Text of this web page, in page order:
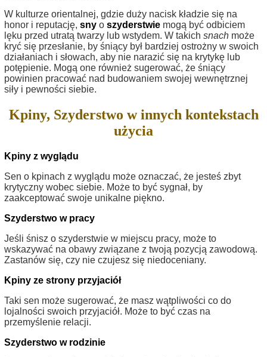
W kulturze orientalnej, gdzie duży nacisk kładzie się na
honor i reputację, sny o szyderstwie mogą być odbiciem
lęku przed utratą twarzy lub wstydem. W takich snach może
kryć się przesłanie, by śniący był bardziej ostrożny w swoich
działaniach i słowach, aby nie narazić się na krytykę lub
potępienie. Mogą one również sugerować, że śniący
powinien pracować nad budowaniem swojej wewnętrznej
siły i pewności siebie.
Kpiny, Szyderstwo w innych kontekstach
użycia
Kpiny z wyglądu
Sen o kpinach z wyglądu może oznaczać, że jesteś zbyt
krytyczny wobec siebie. Może to być sygnał, by
zaakceptować swoje unikalne piękno.
Szyderstwo w pracy
Jeśli śnisz o szyderstwie w miejscu pracy, może to
wskazywać na obawy związane z twoją pozycją zawodową.
Zastanów się, czy nie czujesz się niedoceniany.
Kpiny ze strony przyjaciół
Taki sen może sugerować, że masz wątpliwości co do
lojalności swoich przyjaciół. Może to być czas na
przemyślenie relacji.
Szyderstwo w rodzinie